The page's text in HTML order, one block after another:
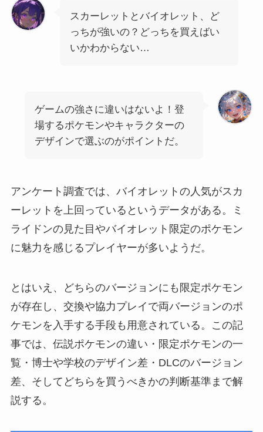
スカーレットとバイオレット、ど
っちが強いの？どっちを買えばい
いかわからない…
ゲームの強さに違いはないよ！登
場するポケモンやキャラクターの
デザインで選ぶのがポイントだ。
アンケート調査では、バイオレットの人気がスカ
ーレットを上回っているというデータがある。ミ
ライドンの見た目やバイオレット限定のポケモン
に魅力を感じるプレイヤーが多いようだ。
とはいえ、どちらのバージョンにも限定ポケモン
が存在し、交換や協力プレイで両バージョンのポ
ケモンを入手する手段も用意されている。この記
事では、伝説ポケモンの違い・限定ポケモンの一
覧・博士や学校のデザイン差・DLCのバージョン
差、そしてどちらを買うべきかの判断基準まで解
説する。